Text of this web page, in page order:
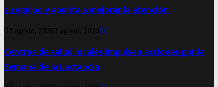
su equipo y apunta a mejorar la atención
3 agosto, 2026 3 agosto, 2026 0
Centros de salud locales impulsan acciones por la
Semana de la Lactancia